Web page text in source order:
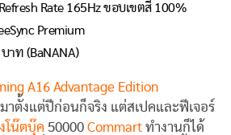
Rate 165Hz ขอบเขตสี 100%
Premium
าท (BaNANA)
A16 Advantage Edition
าตั้งแต่ปีก่อนก็จริง แต่สเปคและฟีเจอร์
โน๊ตบุ๊ค 50000 Commart ทำงานก็ได้